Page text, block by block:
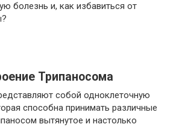
болезнь и, как избавиться от
Трипаносома
собой одноклеточную
способна принимать различные
вытянутое и настолько